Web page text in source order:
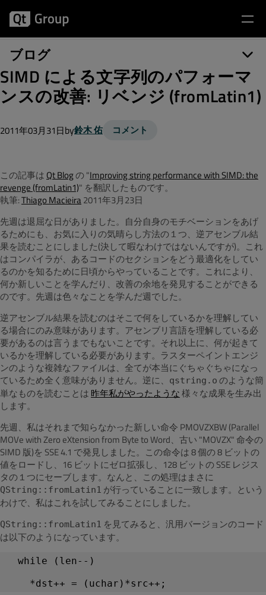
ブログ
SIMD による文字列のパフォーマ
ンスの改善: リベンジ (fromLatin1)
2011年03月31日by鈴木 佑 コメント
この記事は Qt Blogの "Improving string performance with SIMD: the
revenge (fromLatin1)" を翻訳したものです。
執筆:Thiago Macieira 2011年3月23日
先週は退屈な日がありました。自分自身のモチベーションをあげ
るためにも、お気に入りの気晴らし方法の１つ、逆アセンブル結
果を読むことにしました(決して暇なわけではないんですが)。これ
はコンパイラが、あるコードのセクションをどう最適化をしてい
るのかを知るために日頃からやっていることです。これにより、
何か新しいことを学んだり、改善の余地を発見することができる
のです。先週は色々なことを学んだ週でした。
逆アセンブル結果を読むのはそこで何をしているかを理解してい
る場合にのみ意味があります。アセンブリ言語を理解している必
要があるのは言うまでもないことです。それ以上に、何が起きて
いるかを理解している必要があります。ラスターペイントエンジ
ンのような複雑なファイルは、全てが本当にぐちゃぐちゃになっ
ているため全く意味がありません。逆に、
qstring.o のような簡
単なものを読むことは 昨年私がやったような様々な成果を生み出
します。
先週、私はそれまで知らなかった新しい命令 PMOVZXBW (Parallel
MOVe with Zero eXtension from Byte to Word、古い "MOVZX" 命令の
SIMD 版)を SSE 4.1 で発見しました。この命令は 8 個の 8 ビットの
値をロードし、16 ビットにゼロ拡張し、128 ビットの SSE レジス
タの１つにセーブします。なんと、この処理はまさに
QString::fromLatin1 が行っていることに一致します。という
わけで、私はこれを試してみることにしました。
QString::fromLatin1 を見てみると、汎用バージョンのコード
は以下のようになっています。
  while (len--)
    *dst++ = (uchar)*src++;